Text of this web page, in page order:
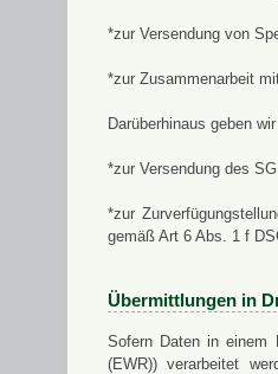
*zur Versendung von
*zur Zusammenarbeit
Darüberhinaus geben
*zur Versendung des
*zur
gemäß Art 6 Abs. 1 f
Übermittlungen in
Sofern Daten in einem
(EWR)) verarbeitet